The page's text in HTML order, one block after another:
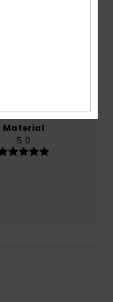
2026
Material
5.0